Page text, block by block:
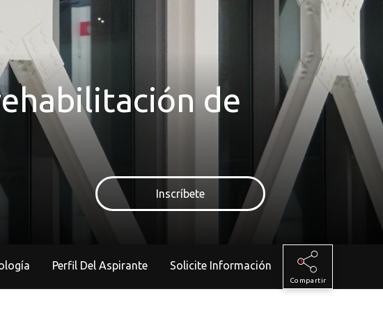
de
Inscríbete
Perfil Del Aspirante Solicite Información
Compartir